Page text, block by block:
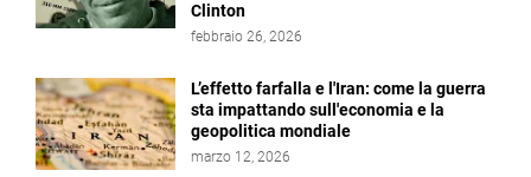
Clinton
febbraio 26, 2026
L’effetto farfalla e l'Iran: come la guerra
sta impattando sull'economia e la
geopolitica mondiale
marzo 12, 2026